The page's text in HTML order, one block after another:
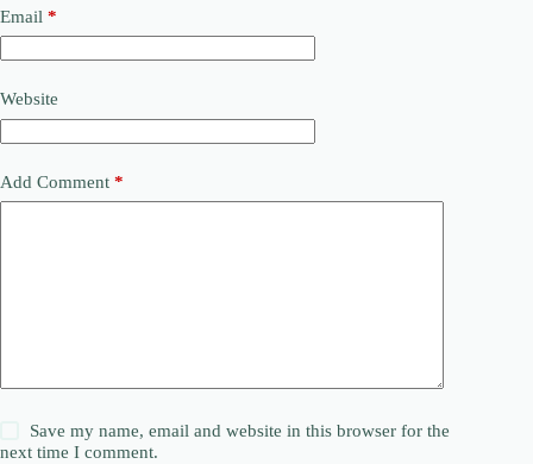
Email *
Website
Add Comment *
Save my name, email and website in this browser for the
next time I comment.